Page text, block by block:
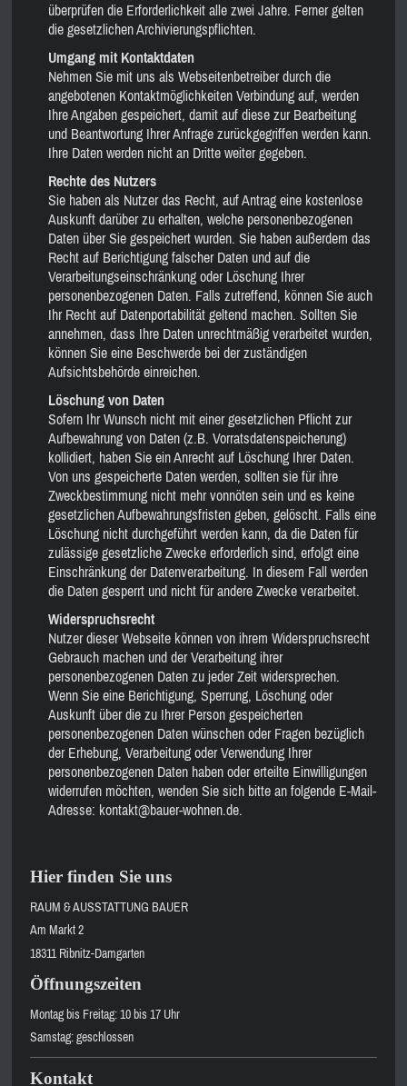
überprüfen die Erforderlichkeit alle zwei Jahre. Ferner gelten
die gesetzlichen Archivierungspflichten.
Umgang mit Kontaktdaten
Nehmen Sie mit uns als Webseitenbetreiber durch die
angebotenen Kontaktmöglichkeiten Verbindung auf, werden
Ihre Angaben gespeichert, damit auf diese zur Bearbeitung
und Beantwortung Ihrer Anfrage zurückgegriffen werden kann.
Ihre Daten werden nicht an Dritte weiter gegeben.
Rechte des Nutzers
Sie haben als Nutzer das Recht, auf Antrag eine kostenlose
Auskunft darüber zu erhalten, welche personenbezogenen
Daten über Sie gespeichert wurden. Sie haben außerdem das
Recht auf Berichtigung falscher Daten und auf die
Verarbeitungseinschränkung oder Löschung Ihrer
personenbezogenen Daten. Falls zutreffend, können Sie auch
Ihr Recht auf Datenportabilität geltend machen. Sollten Sie
annehmen, dass Ihre Daten unrechtmäßig verarbeitet wurden,
können Sie eine Beschwerde bei der zuständigen
Aufsichtsbehörde einreichen.
Löschung von Daten
Sofern Ihr Wunsch nicht mit einer gesetzlichen Pflicht zur
Aufbewahrung von Daten (z.B. Vorratsdatenspeicherung)
kollidiert, haben Sie ein Anrecht auf Löschung Ihrer Daten.
Von uns gespeicherte Daten werden, sollten sie für ihre
Zweckbestimmung nicht mehr vonnöten sein und es keine
gesetzlichen Aufbewahrungsfristen geben, gelöscht. Falls eine
Löschung nicht durchgeführt werden kann, da die Daten für
zulässige gesetzliche Zwecke erforderlich sind, erfolgt eine
Einschränkung der Datenverarbeitung. In diesem Fall werden
die Daten gesperrt und nicht für andere Zwecke verarbeitet.
Widerspruchsrecht
Nutzer dieser Webseite können von ihrem Widerspruchsrecht
Gebrauch machen und der Verarbeitung ihrer
personenbezogenen Daten zu jeder Zeit widersprechen.
Wenn Sie eine Berichtigung, Sperrung, Löschung oder
Auskunft über die zu Ihrer Person gespeicherten
personenbezogenen Daten wünschen oder Fragen bezüglich
der Erhebung, Verarbeitung oder Verwendung Ihrer
personenbezogenen Daten haben oder erteilte Einwilligungen
widerrufen möchten, wenden Sie sich bitte an folgende E-Mail-
Adresse: kontakt@bauer-wohnen.de.
Hier finden Sie uns
RAUM & AUSSTATTUNG BAUER
Am Markt 2
18311 Ribnitz-Damgarten
Öffnungszeiten
Montag bis Freitag: 10 bis 17 Uhr
Samstag: geschlossen
Kontakt